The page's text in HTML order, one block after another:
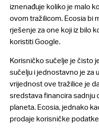
iznenađuje koliko je malo
ovom tražilicom. Ecosia bi
rješenje za one koji iz bilo
koristiti Google.
Korisničko sučelje je čisto
sučelju i jednostavno je za
vrijednost ove tražilice je
sredstava financira sadnju
planeta. Ecosia, jednako
prodaje korisničke